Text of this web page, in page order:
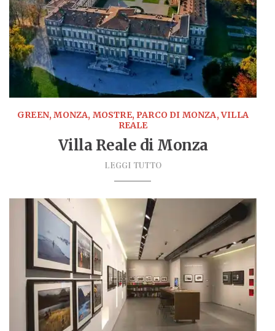
GREEN, MONZA, MOSTRE, PARCO DI MONZA, VILLA
REALE
Villa Reale di Monza
LEGGI TUTTO